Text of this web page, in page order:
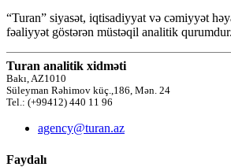
“Turan” siyasət, iqtisadiyyat və cəmiyyət
fəaliyyət göstərən müstəqil analitik qurumdur.
Turan analitik xidməti
Bakı, AZ1010
Süleyman Rəhimov küç.,186, Mən. 24
Tel.: (+99412) 440 11 96
agency@turan.az
Faydalı